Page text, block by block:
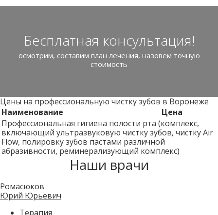
Бесплатная консультация!
осмотрим, составим план лечения, назовем точную
стоимость
Цены на профессиональную чистку зубов в Воронеже
Наименование
Цена
Профессиональная гигиена полости рта (комплекс,
включающий ультразвуковую чистку зубов, чистку Air
Flow, полировку зубов пастами различной
абразивности, реминерализующий комплекс)
Наши врачи
Ромасюков
Юрий Юрьевич
Терапия